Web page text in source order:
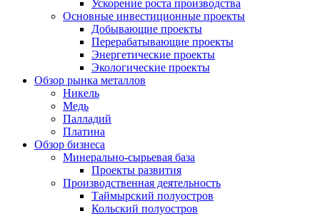
Ускорение роста производства
Основные инвестиционные проекты
Добывающие проекты
Перерабатывающие проекты
Энергетические проекты
Экологические проекты
Обзор рынка металлов
Никель
Медь
Палладий
Платина
Обзор бизнеса
Минерально-сырьевая база
Проекты развития
Производственная деятельность
Таймырский полуостров
Кольский полуостров